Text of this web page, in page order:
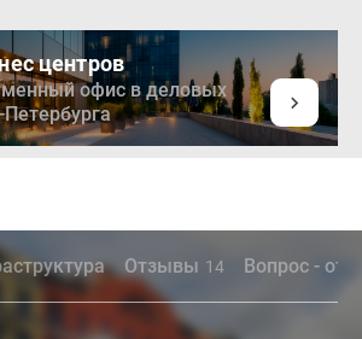
центров
офис в деловых
Отзывы 14 Вопрос -